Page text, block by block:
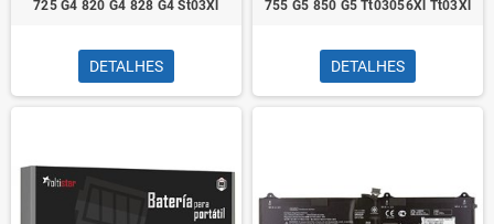
725 G4 820 G4 828 G4 St03Xl
DETALHES
755 G5 850 G5 Tt03056Xl Tt03Xl
DETALHES